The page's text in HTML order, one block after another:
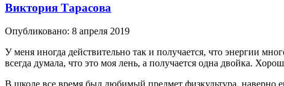
Виктория Тарасова
Опубликовано: 8 апреля 2019
У меня иногда действительно так и получается, что энергии
всегда думала, что это моя лень, а получается одна двойка.